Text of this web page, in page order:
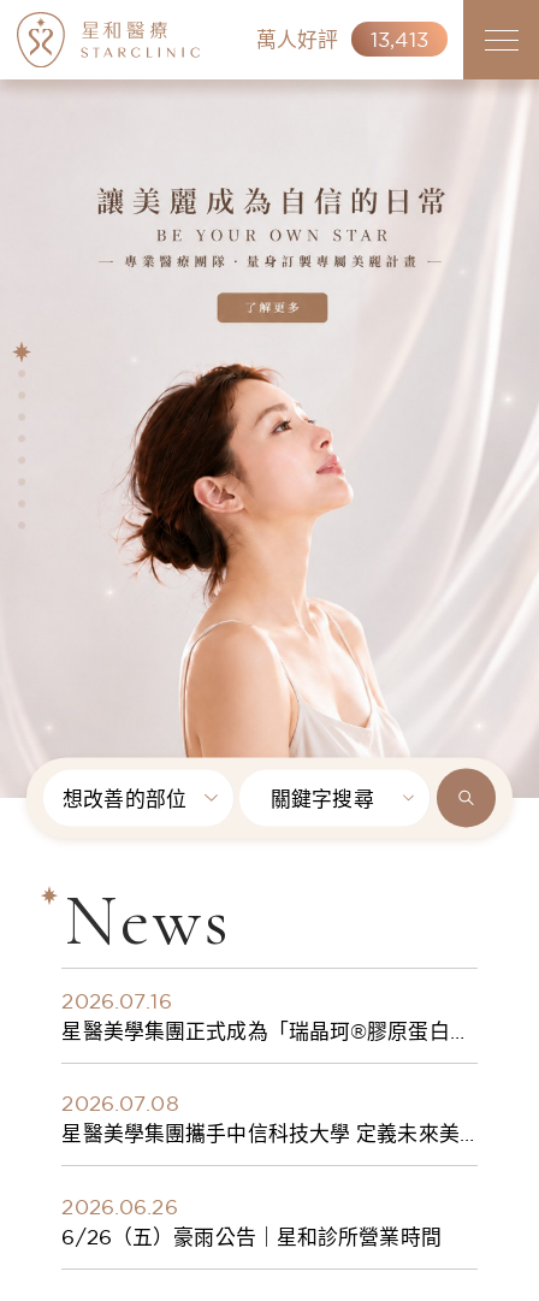
萬人好評 13,413
想改善的部位 關鍵字搜尋
News
2026.07.16
星醫美學集團正式成為「瑞晶珂®膠原蛋白植
入劑」台灣獨家總代理
2026.07.08
星醫美學集團攜手中信科技大學 定義未來美
學人才新標準 建構健康美學產學共育模式 串
2026.06.26
6/26（五）豪雨公告｜星和診所營業時間